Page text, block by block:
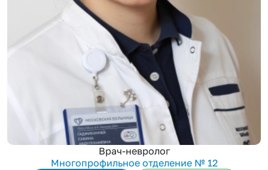
Врач-невролог
Многопрофильное отделение № 12